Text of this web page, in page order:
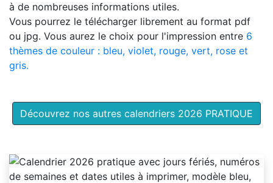
à de nombreuses informations utiles.
Vous pourrez le télécharger librement au format pdf
ou jpg. Vous aurez le choix pour l'impression entre 6
thèmes de couleur : bleu, violet, rouge, vert, rose et
gris.
Découvrez nos autres calendriers 2026 PRATIQUE